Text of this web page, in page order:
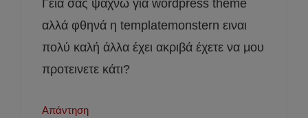
Γειά σας ψάχνω για wordpress theme
αλλά φθηνά η templatemonstern ειναι
πολύ καλή άλλα έχει ακριβά έχετε να μου
προτεινετε κάτι?
Απάντηση